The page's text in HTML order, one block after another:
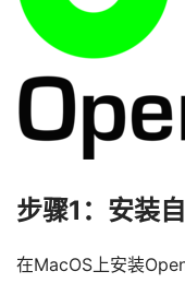
步骤1：安装
在MacOS上安装